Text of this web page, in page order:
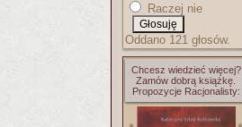
Raczej nie
Oddano 121 głosów.
Chcesz wiedzieć więcej?
Zamów dobrą książkę.
Propozycje Racjonalisty: